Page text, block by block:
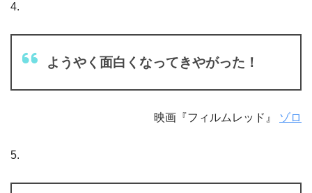
4.
ようやく面白くなってきやがった！
映画『フィルムレッド』 ゾロ
5.